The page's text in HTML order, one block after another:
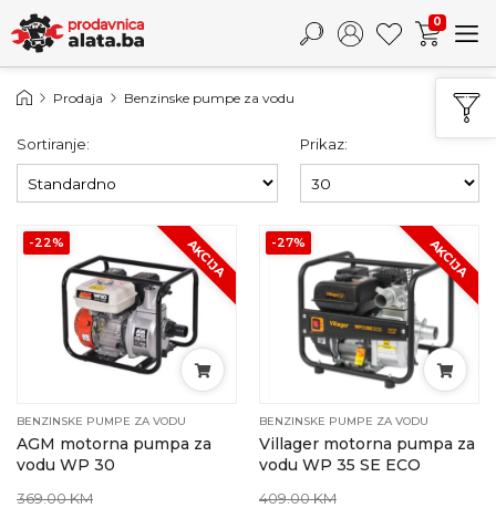
0
Prodaja Benzinske pumpe za vodu
Sortiranje: Prikaz:
-22% AKCIJA
BENZINSKE PUMPE ZA VODU
AGM motorna pumpa za
vodu WP 30
369.00 KM
-27% AKCIJA
BENZINSKE PUMPE ZA VODU
Villager motorna pumpa za
vodu WP 35 SE ECO
409.00 KM